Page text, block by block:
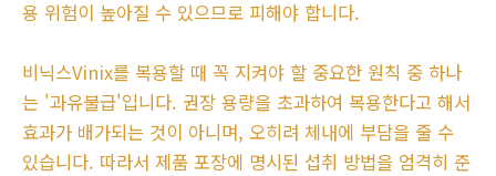
용 위험이 높아질 수 있으므로 피해야 합니다.
비닉스Vinix를 복용할 때 꼭 지켜야 할 중요한 원칙 중 하나
는 '과유불급'입니다. 권장 용량을 초과하여 복용한다고 해서
효과가 배가되는 것이 아니며, 오히려 체내에 부담을 줄 수
있습니다. 따라서 제품 포장에 명시된 섭취 방법을 엄격히 준